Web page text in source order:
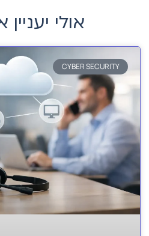
אולי
CYBER SECURITY